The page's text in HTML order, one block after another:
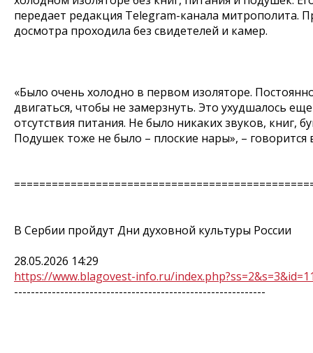
передает редакция Telegram-канала митрополита.
досмотра проходила без свидетелей и камер.
«Было очень холодно в первом изоляторе.
двигаться, чтобы не замерзнуть. Это ухудшалось
отсутствия питания. Не было никаких звуков, книг,
Подушек тоже не было – плоские нары», – говорится
В Сербии пройдут Дни духовной культуры России
28.05.2026 14:29
https://www.blagovest-info.ru/
------------------------------------------------------------